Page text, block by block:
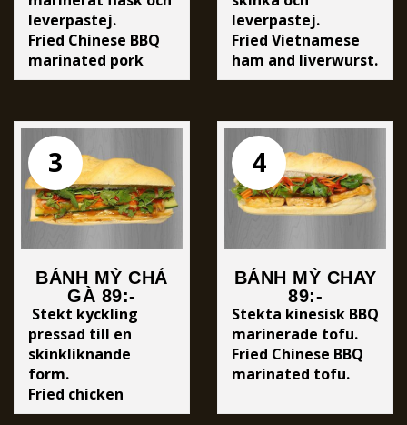
leverpastej.
Fried Chinese BBQ
marinated pork
slices and
leverpastej.
Fried Vietnamese
ham and liverwurst.
3
BÁNH MỲ CHẢ
GÀ 89:-
Stekt kyckling
pressad till en
skinkliknande
form.
Fried chicken
pressed into a ham-
4
BÁNH MỲ CHAY
89:-
Stekta kinesisk BBQ
marinerade tofu.
Fried Chinese BBQ
marinated tofu.